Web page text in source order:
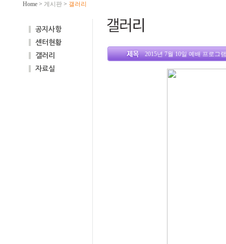
Home > 게시판 > 갤러리
공지사항
센터현황
갤러리
자료실
2015년 7월 10일 예배 프로그램